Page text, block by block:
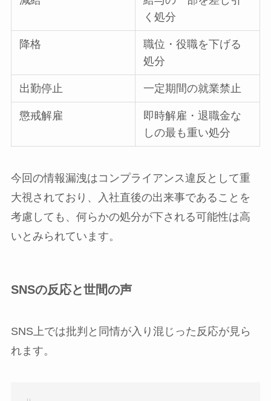
く処分
降格
職位・役職を下げる
処分
出勤停止 一定期間の就業禁止
懲戒解雇
即時解雇・退職金な
しの最も重い処分
今回の情報漏洩はコンプライアンス違反として重
大視されており、入社直後の出来事であることを
考慮しても、何らかの処分が下される可能性は高
いとみられています。
SNSの反応と世間の声
SNS上では批判と同情が入り混じった反応が見ら
れます。